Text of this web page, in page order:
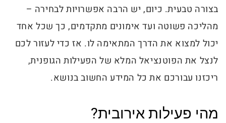
בצורה טבעית. כיום, יש הרבה אפשרויות לבחירה –
מהליכה פשוטה ועד אימונים מתקדמים, כך שכל אחד
יכול למצוא את הדרך המתאימה לו. אז כדי לעזור לכם
לנצל את הפוטנציאל המלא של הפעילות הגופנית,
ריכזנו עבורכם את כל המידע החשוב בנושא.
מהי פעילות אירובית?